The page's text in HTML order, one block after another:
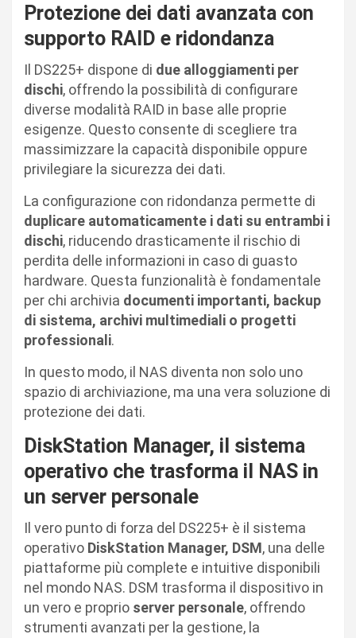
Protezione dei dati avanzata con
supporto RAID e ridondanza
Il DS225+ dispone di due alloggiamenti per
dischi, offrendo la possibilità di configurare
diverse modalità RAID in base alle proprie
esigenze. Questo consente di scegliere tra
massimizzare la capacità disponibile oppure
privilegiare la sicurezza dei dati.
La configurazione con ridondanza permette di
duplicare automaticamente i dati su entrambi i
dischi, riducendo drasticamente il rischio di
perdita delle informazioni in caso di guasto
hardware. Questa funzionalità è fondamentale
per chi archivia documenti importanti, backup
di sistema, archivi multimediali o progetti
professionali.
In questo modo, il NAS diventa non solo uno
spazio di archiviazione, ma una vera soluzione di
protezione dei dati.
DiskStation Manager, il sistema
operativo che trasforma il NAS in
un server personale
Il vero punto di forza del DS225+ è il sistema
operativo DiskStation Manager, DSM, una delle
piattaforme più complete e intuitive disponibili
nel mondo NAS. DSM trasforma il dispositivo in
un vero e proprio server personale, offrendo
strumenti avanzati per la gestione, la